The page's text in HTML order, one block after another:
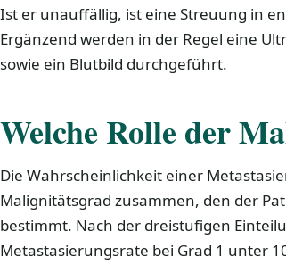
Ist er unauffällig, ist eine Streuung in
Ergänzend werden in der Regel eine
sowie ein Blutbild durchgeführt.
Welche Rolle der
Die Wahrscheinlichkeit einer
Malignitätsgrad zusammen, den der
bestimmt. Nach der dreistufigen
Metastasierungsrate bei Grad 1 unter